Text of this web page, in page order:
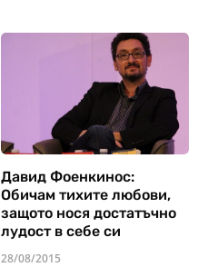
Давид Фоенкинос:
Обичам тихите любови,
защото нося достатъчно
лудост в себе си
28/08/2015